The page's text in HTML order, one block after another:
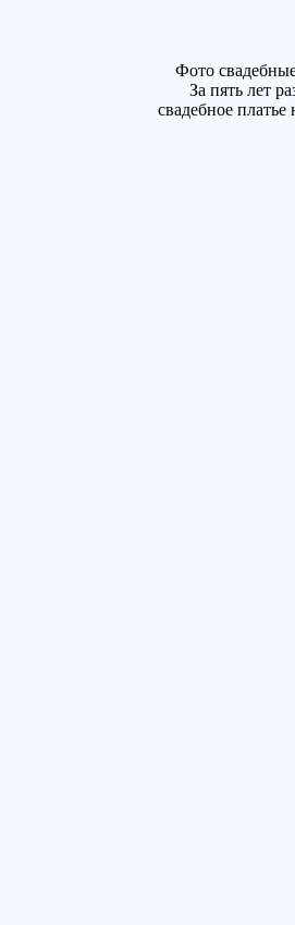
Фото
За пять лет
свадебное